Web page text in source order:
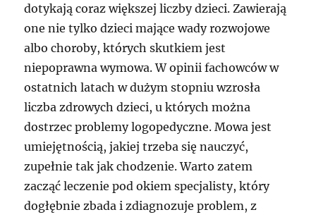
dotykają coraz większej liczby dzieci. Zawierają
one nie tylko dzieci mające wady rozwojowe
albo choroby, których skutkiem jest
niepoprawna wymowa. W opinii fachowców w
ostatnich latach w dużym stopniu wzrosła
liczba zdrowych dzieci, u których można
dostrzec problemy logopedyczne. Mowa jest
umiejętnością, jakiej trzeba się nauczyć,
zupełnie tak jak chodzenie. Warto zatem
zacząć leczenie pod okiem specjalisty, który
dogłębnie zbada i zdiagnozuje problem, z